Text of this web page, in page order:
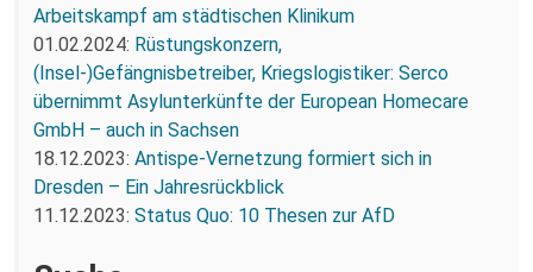
Arbeitskampf am städtischen Klinikum
01.02.2024: Rüstungskonzern,
(Insel-)Gefängnisbetreiber, Kriegslogistiker: Serco
übernimmt Asylunterkünfte der European Homecare
GmbH – auch in Sachsen
18.12.2023: Antispe-Vernetzung formiert sich in
Dresden – Ein Jahresrückblick
11.12.2023: Status Quo: 10 Thesen zur AfD